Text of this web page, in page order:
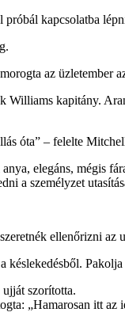
kapcsolatba
az üzletember
Williams kapitány.
óta” – felelte
elegáns, mégis
a személyzet
ellenőrizni az
szorította.
„Hamarosan itt az